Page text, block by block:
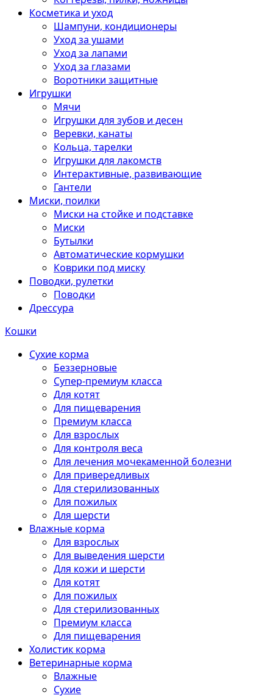
Косметика и уход
Шампуни, кондиционеры
Уход за ушами
Уход за лапами
Уход за глазами
Воротники защитные
Игрушки
Мячи
Игрушки для зубов и десен
Веревки, канаты
Кольца, тарелки
Игрушки для лакомств
Интерактивные, развивающие
Гантели
Миски, поилки
Миски на стойке и подставке
Миски
Бутылки
Автоматические кормушки
Коврики под миску
Поводки, рулетки
Поводки
Дрессура
Кошки
Сухие корма
Беззерновые
Супер-премиум класса
Для котят
Для пищеварения
Премиум класса
Для взрослых
Для контроля веса
Для лечения мочекаменной болезни
Для привередливых
Для стерилизованных
Для пожилых
Для шерсти
Влажные корма
Для взрослых
Для выведения шерсти
Для кожи и шерсти
Для котят
Для пожилых
Для стерилизованных
Премиум класса
Для пищеварения
Холистик корма
Ветеринарные корма
Влажные
Сухие